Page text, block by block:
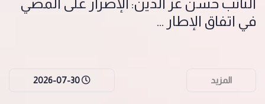
النائب حسن عز الدين: الإصرار على المضي
في اتفاق الإطار ...
المزيد